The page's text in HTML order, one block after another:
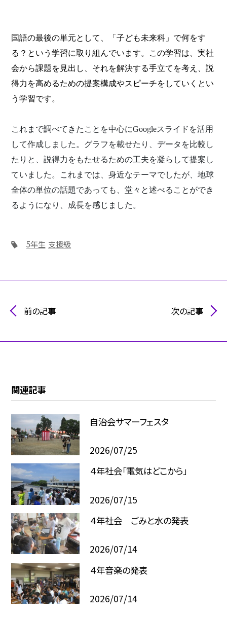
国語の最後の単元として、「子ども未来科」で何をす
る？という学習に取り組んでいます。この学習は、実社
会から課題を見出し、それを解決する手立てを考え、説
得力を高めるための提案構成やスピーチをしていくとい
う学習です。
これまで調べてきたことを中心にGoogleスライドを活用
して作成しました。グラフを載せたり、データを比較し
たりと、説得力をもたせるための工夫を凝らして提案し
ていました。これまでは、身近なテーマでしたが、地球
全体の単位の話題であっても、堂々と述べることができ
るようになり、成長を感じました。
5年生 支援級
前の記事 次の記事
関連記事
自治会サマーフェスタ
2026/07/25
４年社会「電気はどこから」
2026/07/15
４年社会 ごみと水の発表
2026/07/14
４年音楽の発表
2026/07/14